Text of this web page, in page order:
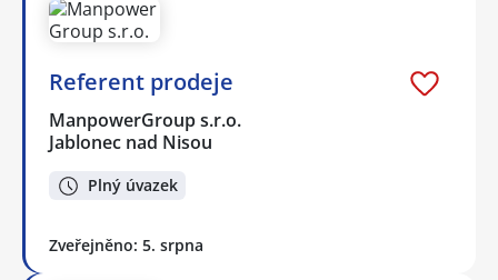
Referent prodeje
ManpowerGroup s.r.o.
Jablonec nad Nisou
Plný úvazek
Zveřejněno: 5. srpna